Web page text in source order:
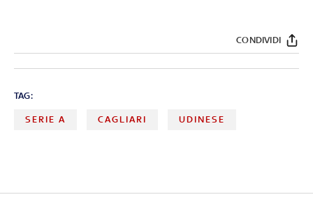
CONDIVIDI
TAG:
SERIE A CAGLIARI UDINESE